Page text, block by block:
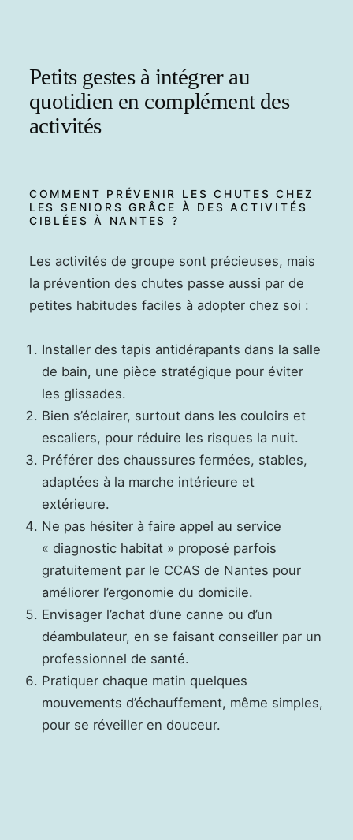
Petits gestes à intégrer au
quotidien en complément des
activités
COMMENT PRÉVENIR LES CHUTES CHEZ
LES SENIORS GRÂCE À DES ACTIVITÉS
CIBLÉES À NANTES ?
Les activités de groupe sont précieuses, mais
la prévention des chutes passe aussi par de
petites habitudes faciles à adopter chez soi :
Installer des tapis antidérapants dans la salle
de bain, une pièce stratégique pour éviter
les glissades.
Bien s’éclairer, surtout dans les couloirs et
escaliers, pour réduire les risques la nuit.
Préférer des chaussures fermées, stables,
adaptées à la marche intérieure et
extérieure.
Ne pas hésiter à faire appel au service
« diagnostic habitat » proposé parfois
gratuitement par le CCAS de Nantes pour
améliorer l’ergonomie du domicile.
Envisager l’achat d’une canne ou d’un
déambulateur, en se faisant conseiller par un
professionnel de santé.
Pratiquer chaque matin quelques
mouvements d’échauffement, même simples,
pour se réveiller en douceur.